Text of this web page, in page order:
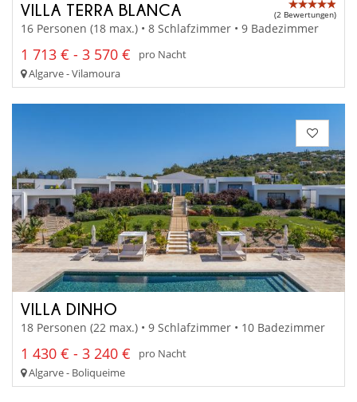
VILLA TERRA BLANCA (2 Bewertungen)
16 Personen (18 max.) • 8 Schlafzimmer • 9 Badezimmer
1 713 € - 3 570 €
pro Nacht
Algarve - Vilamoura
VILLA DINHO
18 Personen (22 max.) • 9 Schlafzimmer • 10 Badezimmer
1 430 € - 3 240 €
pro Nacht
Algarve - Boliqueime